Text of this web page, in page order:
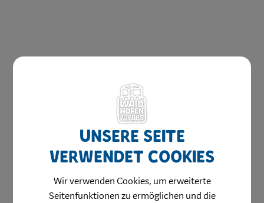
Aktuelles & Angebote
Bestellung Einkaufsgutscheine
Stellenangebote
Unsere Seite
verwendet Cookies
Wir verwenden Cookies, um erweiterte
Seitenfunktionen zu ermöglichen und die